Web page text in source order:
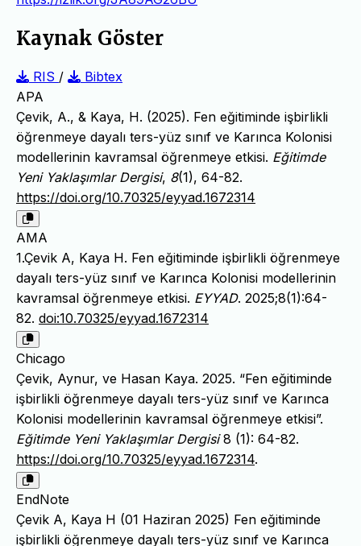
Kaynak Göster
RIS /
Bibtex
APA
Çevik, A., & Kaya, H. (2025). Fen eğitiminde işbirlikli
öğrenmeye dayalı ters-yüz sınıf ve Karınca Kolonisi
modellerinin kavramsal öğrenmeye etkisi. Eğitimde
Yeni Yaklaşımlar Dergisi, 8(1), 64-82.
https://doi.org/10.70325/eyyad.1672314
AMA
1.Çevik A, Kaya H. Fen eğitiminde işbirlikli öğrenmeye
dayalı ters-yüz sınıf ve Karınca Kolonisi modellerinin
kavramsal öğrenmeye etkisi. EYYAD. 2025;8(1):64-
82. doi:10.70325/eyyad.1672314
Chicago
Çevik, Aynur, ve Hasan Kaya. 2025. “Fen eğitiminde
işbirlikli öğrenmeye dayalı ters-yüz sınıf ve Karınca
Kolonisi modellerinin kavramsal öğrenmeye etkisi”.
Eğitimde Yeni Yaklaşımlar Dergisi8 (1): 64-82.
https://doi.org/10.70325/eyyad.1672314.
EndNote
Çevik A, Kaya H (01 Haziran 2025) Fen eğitiminde
işbirlikli öğrenmeye dayalı ters-yüz sınıf ve Karınca